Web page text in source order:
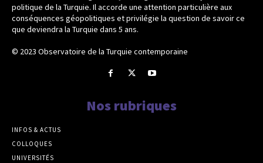
politique de la Turquie. Il accorde une attention particulière aux
conséquences géopolitiques et privilégie la question de savoir ce
que deviendra la Turquie dans 5 ans.
© 2023 Observatoire de la Turquie contemporaine
Nos rubriques
INFOS & ACTUS
COLLOQUES
UNIVERSITÉS